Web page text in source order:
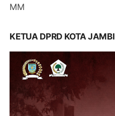
MM
KETUA DPRD KOTA JAMBI